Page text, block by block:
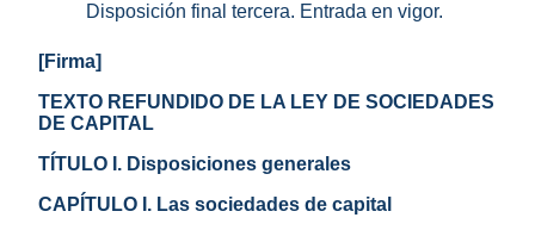
Disposición final tercera. Entrada en vigor.
[Firma]
TEXTO REFUNDIDO DE LA LEY DE SOCIEDADES
DE CAPITAL
TÍTULO I. Disposiciones generales
CAPÍTULO I. Las sociedades de capital